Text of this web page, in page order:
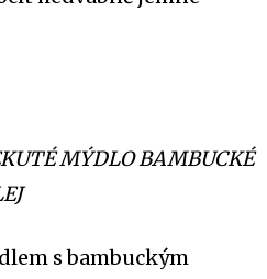
MÝDLO BAMBUCKÉ
s bambuckým